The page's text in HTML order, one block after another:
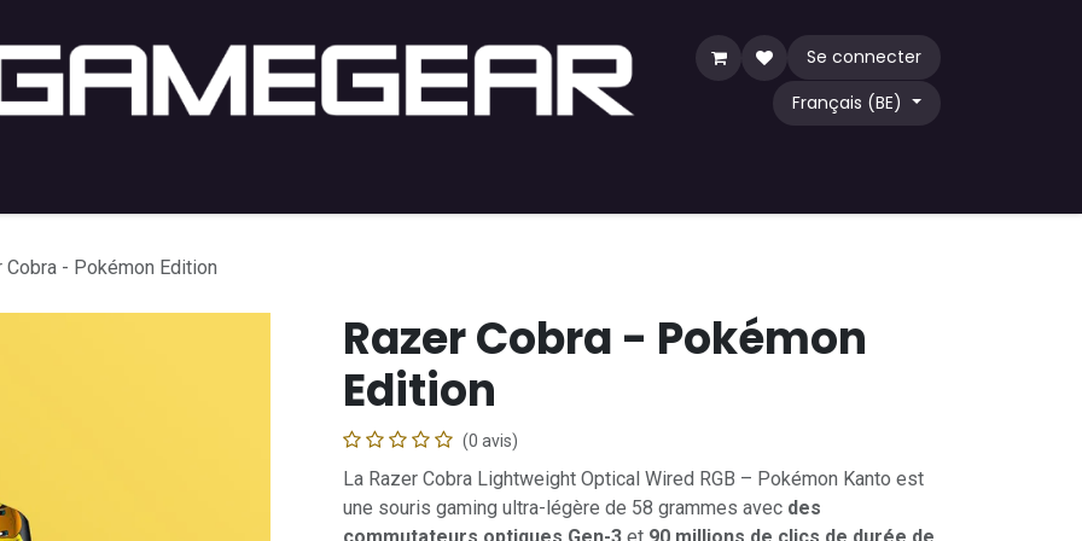
Se connecter
Français (BE)
Cobra - Pokémon Edition
Razer Cobra - Pokémon
Edition
(0 avis)
La Razer Cobra Lightweight Optical Wired RGB – Pokémon Kanto est
une souris gaming ultra-légère de 58 grammes avec des